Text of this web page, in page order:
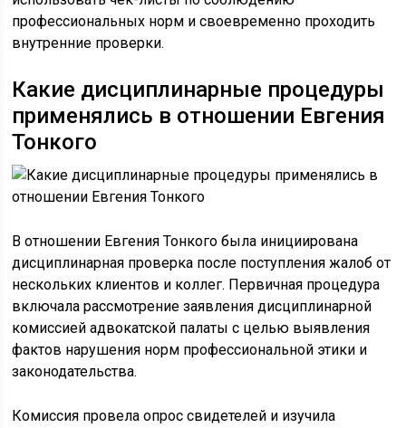
профессиональных норм и своевременно проходить
внутренние проверки.
Какие дисциплинарные процедуры
применялись в отношении Евгения
Тонкого
В отношении Евгения Тонкого была инициирована
дисциплинарная проверка после поступления жалоб от
нескольких клиентов и коллег. Первичная процедура
включала рассмотрение заявления дисциплинарной
комиссией адвокатской палаты с целью выявления
фактов нарушения норм профессиональной этики и
законодательства.
Комиссия провела опрос свидетелей и изучила